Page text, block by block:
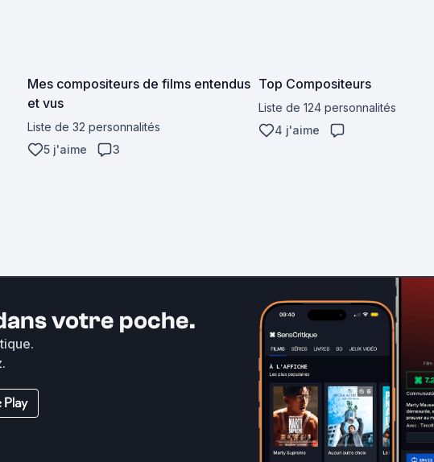
Mes compositeurs de films entendus
et vus
Liste de 32 personnalités
5 j'aime
3
Top Compositeurs
Liste de 124 personnalités
4 j'aime
votre poche.